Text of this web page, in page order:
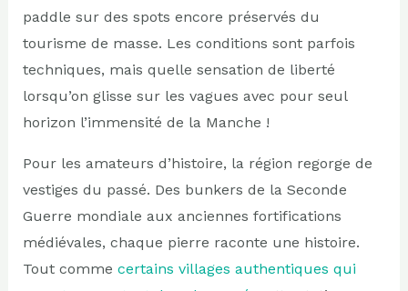
paddle sur des spots encore préservés du
tourisme de masse. Les conditions sont parfois
techniques, mais quelle sensation de liberté
lorsqu’on glisse sur les vagues avec pour seul
horizon l’immensité de la Manche !
Pour les amateurs d’histoire, la région regorge de
vestiges du passé. Des bunkers de la Seconde
Guerre mondiale aux anciennes fortifications
médiévales, chaque pierre raconte une histoire.
Tout comme certains villages authentiques qui